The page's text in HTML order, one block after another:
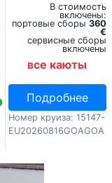
В стоимость
включены:
портовые сборы 360
€
сервисные сборы
включены
все каюты
Подробнее
Номер круиза: 15147-
EU20260816GOAGOA